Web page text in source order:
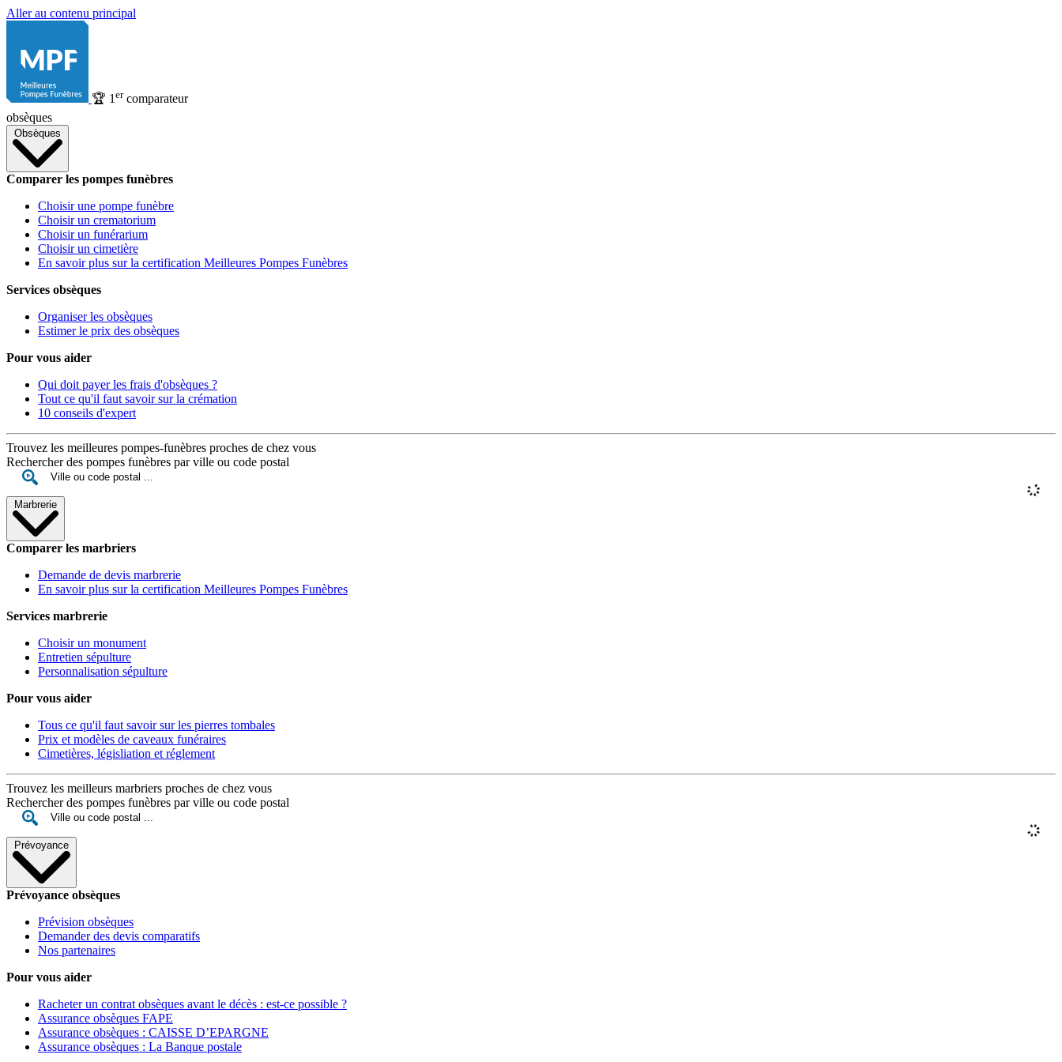
Aller au contenu principal
🏆 1 ercomparateur
obsèques
Obsèques
Comparer les pompes funèbres
Choisir une pompe funèbre
Choisir un crematorium
Choisir un funérarium
Choisir un cimetière
En savoir plus sur la certification Meilleures Pompes Funèbres
Services obsèques
Organiser les obsèques
Estimer le prix des obsèques
Pour vous aider
Qui doit payer les frais d'obsèques ?
Tout ce qu'il faut savoir sur la crémation
10 conseils d'expert
Trouvez les meilleures pompes-funèbres proches de chez vous
Rechercher des pompes funèbres par ville ou code postal
Marbrerie
Comparer les marbriers
Demande de devis marbrerie
En savoir plus sur la certification Meilleures Pompes Funèbres
Services marbrerie
Choisir un monument
Entretien sépulture
Personnalisation sépulture
Pour vous aider
Tous ce qu'il faut savoir sur les pierres tombales
Prix et modèles de caveaux funéraires
Cimetières, législiation et réglement
Trouvez les meilleurs marbriers proches de chez vous
Rechercher des pompes funèbres par ville ou code postal
Prévoyance
Prévoyance obsèques
Prévision obsèques
Demander des devis comparatifs
Nos partenaires
Pour vous aider
Racheter un contrat obsèques avant le décès : est-ce possible ?
Assurance obsèques FAPE
Assurance obsèques : CAISSE D’EPARGNE
Assurance obsèques : La Banque postale